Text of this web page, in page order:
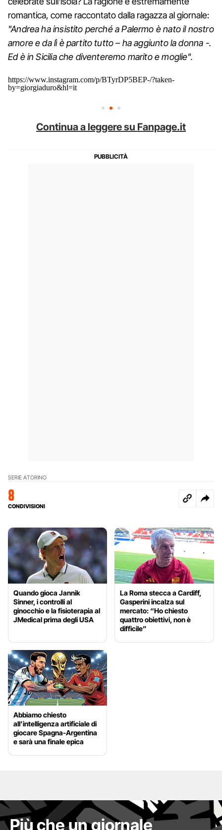
romantica, come raccontato dalla ragazza al giornale:
"Andrea ha insistito perché a Palermo è nato il nostro
amore e da lì è partito tutto – ha aggiunto la donna -.
Ed è in Sicilia che diventeremo marito e moglie".
https://www.instagram.com/p/BTyrDP5BEP-/?taken-
by=giorgiaduro&hl=it
Continua a leggere su Fanpage.it
SERIE ATORINO
8
CONDIVISIONI
Quando gioca Jannik
Sinner, i controlli al
ginocchio e la fisioterapia al
JMedical prima degli USA
La Roma stecca a Cardiff,
Gasperini incalza sul
mercato: “Ho chiesto
quattro obiettivi, non è
difficile”
Abbiamo chiesto
all’intelligenza artificiale di
giocare Spagna-Argentina
e sarà una finale epica
Più che un giornale